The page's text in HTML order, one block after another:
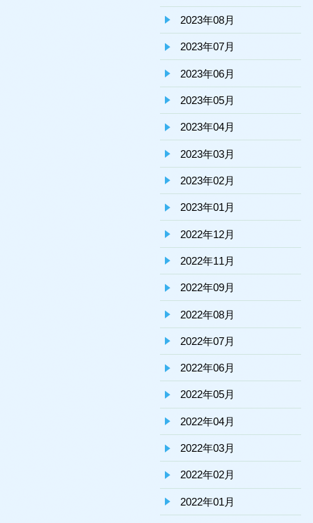
2023年08月
2023年07月
2023年06月
2023年05月
2023年04月
2023年03月
2023年02月
2023年01月
2022年12月
2022年11月
2022年09月
2022年08月
2022年07月
2022年06月
2022年05月
2022年04月
2022年03月
2022年02月
2022年01月